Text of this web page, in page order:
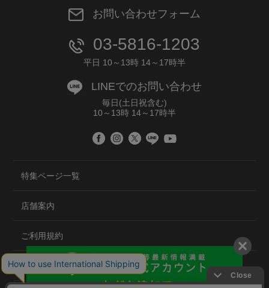
お問い合わせフォーム
03-5816-1203
平日 10～13時 14～17時半
LINEでのお問い合わせ
毎日(土日祝含む)
10～13時 14～17時半
特集ページ一覧
店舗案内
ご利用規約
プライバシーポリシー